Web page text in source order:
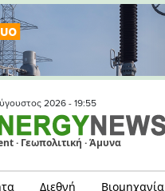
2026 - 19:55
· Γεωπολιτική · Άμυνα
Διεθνή Βιομηχανία